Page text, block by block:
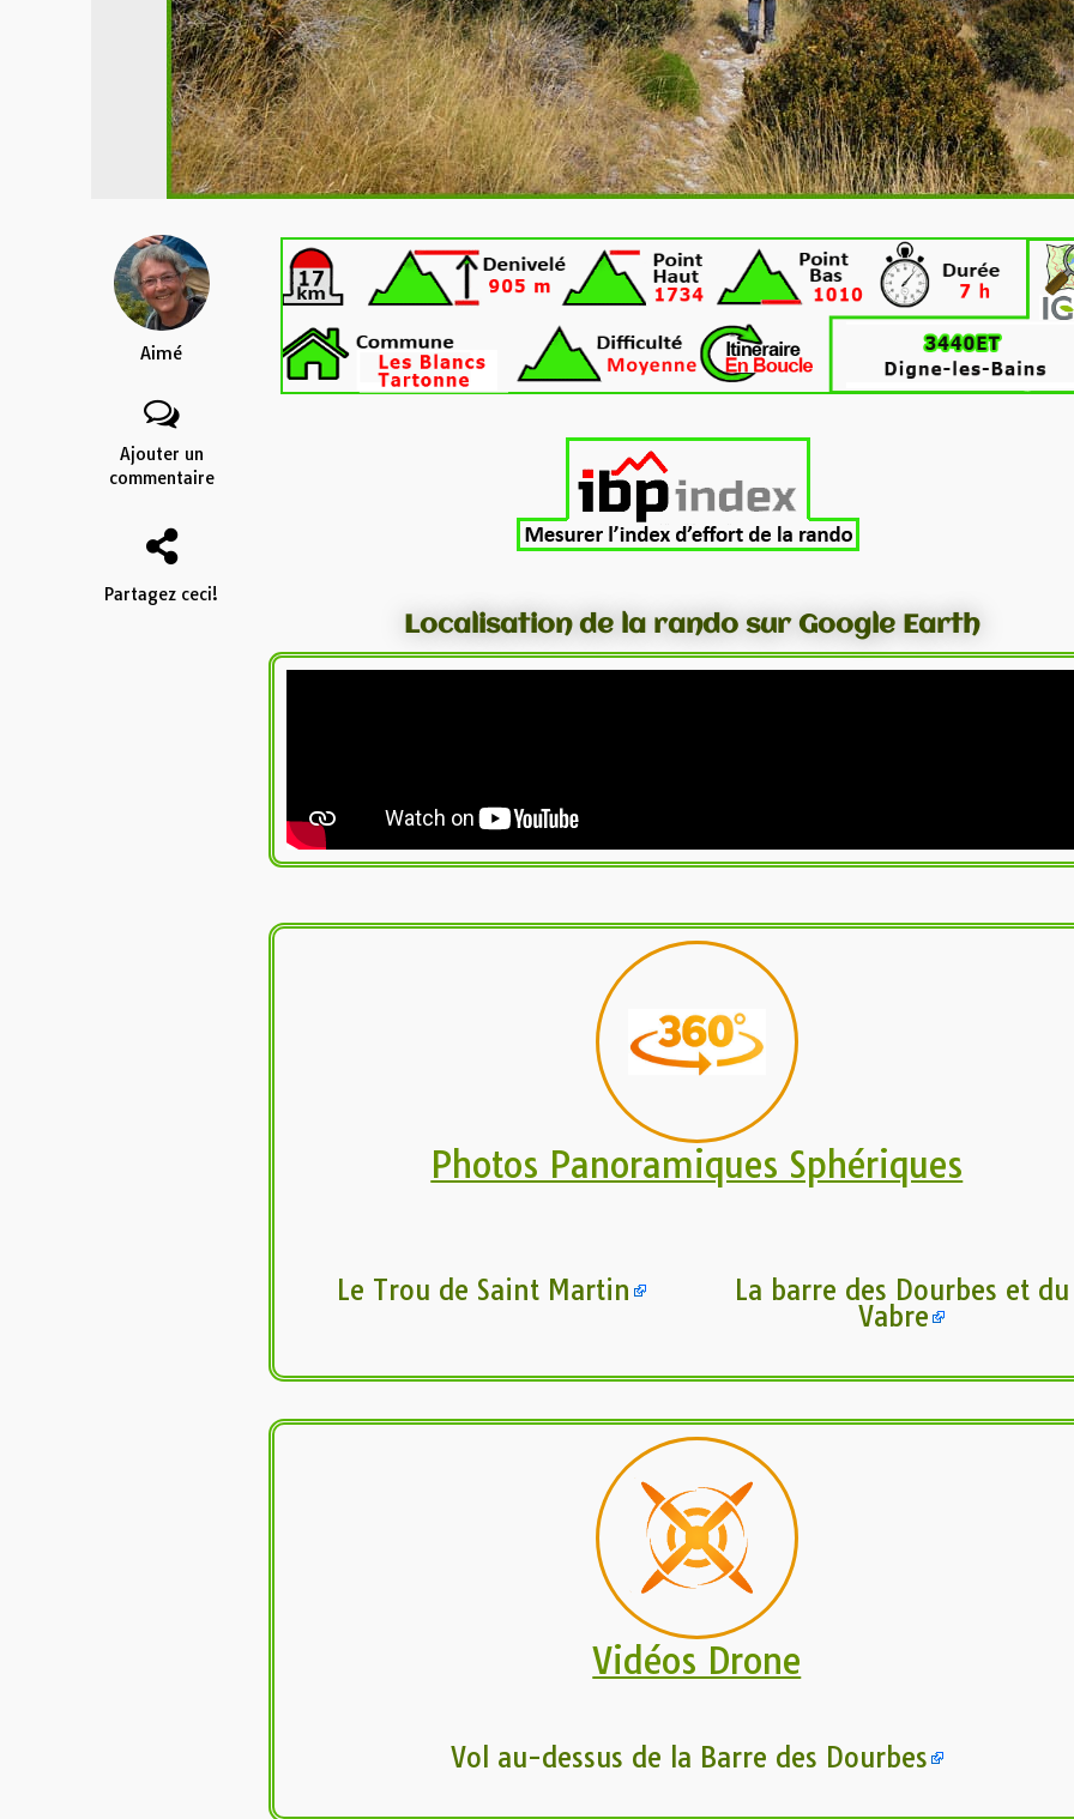
Aimé
Ajouter un
commentaire
Partagez ceci!
Localisation de la rando sur Google Earth
Photos Panoramiques Sphériques
Le Trou de Saint Martin La barre des Dourbes et du
Vabre
Vidéos Drone
Vol au-dessus de la Barre des Dourbes